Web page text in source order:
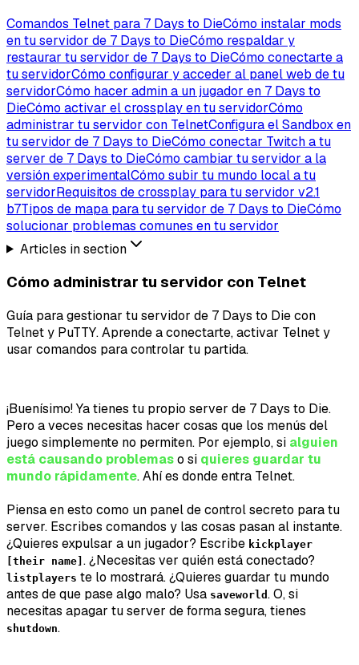
Comandos Telnet para 7 Days to DieCómo instalar mods
en tu servidor de 7 Days to DieCómo respaldar y
restaurar tu servidor de 7 Days to DieCómo conectarte a
tu servidorCómo configurar y acceder al panel web de tu
servidorCómo hacer admin a un jugador en 7 Days to
DieCómo activar el crossplay en tu servidorCómo
administrar tu servidor con TelnetConfigura el Sandbox en
tu servidor de 7 Days to DieCómo conectar Twitch a tu
server de 7 Days to DieCómo cambiar tu servidor a la
versión experimentalCómo subir tu mundo local a tu
servidorRequisitos de crossplay para tu servidor v2.1
b7Tipos de mapa para tu servidor de 7 Days to DieCómo
solucionar problemas comunes en tu servidor
Articles in section
Cómo administrar tu servidor con Telnet
Guía para gestionar tu servidor de 7 Days to Die con
Telnet y PuTTY. Aprende a conectarte, activar Telnet y
usar comandos para controlar tu partida.
¡Buenísimo! Ya tienes tu propio server de 7 Days to Die.
Pero a veces necesitas hacer cosas que los menús del
juego simplemente no permiten. Por ejemplo, si alguien
está causando problemaso si quieres guardar tu
mundo rápidamente. Ahí es donde entra Telnet.
Piensa en esto como un panel de control secreto para tu
server. Escribes comandos y las cosas pasan al instante.
¿Quieres expulsar a un jugador? Escribe kickplayer
[their name] . ¿Necesitas ver quién está conectado?
listplayers te lo mostrará. ¿Quieres guardar tu mundo
antes de que pase algo malo? Usa saveworld . O, si
necesitas apagar tu server de forma segura, tienes
shutdown.